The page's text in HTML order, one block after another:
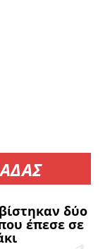
δύο
έπεσε σε